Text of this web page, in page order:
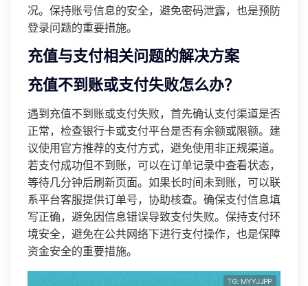
况。保持账号信息的安全，避免密码泄露，也是预防
登录问题的重要措施。
充值与支付相关问题的解决方案
充值不到账或支付失败怎么办？
遇到充值不到账或支付失败，首先确认支付渠道是否
正常，检查银行卡或支付平台是否有余额或限额。建
议使用官方推荐的支付方式，避免使用非正规渠道。
若支付成功但不到账，可以在订单记录中查看状态，
等待几分钟后刷新页面。如果长时间未到账，可以联
系平台客服提供订单号，协助核查。确保支付信息填
写正确，避免因信息错误导致支付失败。保持支付环
境安全，避免在公共网络下进行支付操作，也是保障
资金安全的重要措施。